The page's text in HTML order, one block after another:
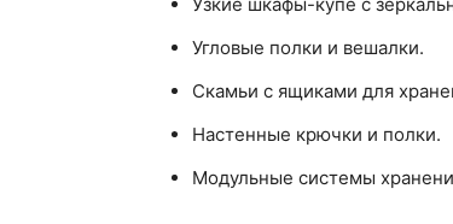
Угловые полки и вешалки.
Скамьи с ящиками для
Настенные крючки и полки.
Модульные системы